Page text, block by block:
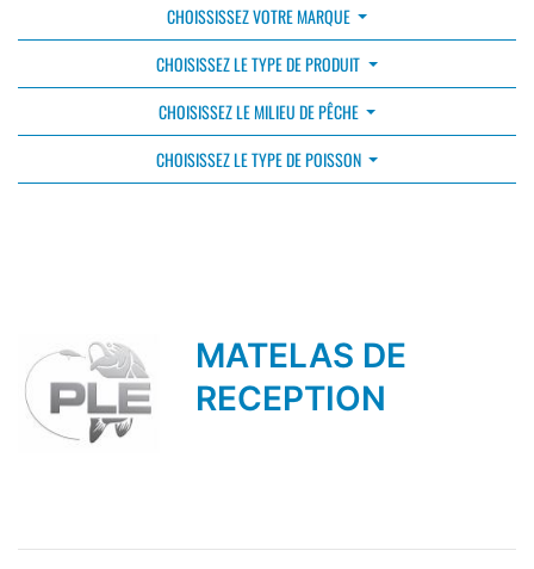
CHOISSISSEZ VOTRE MARQUE
CHOISISSEZ LE TYPE DE PRODUIT
CHOISISSEZ LE MILIEU DE PÊCHE
CHOISISSEZ LE TYPE DE POISSON
MATELAS DE
RECEPTION